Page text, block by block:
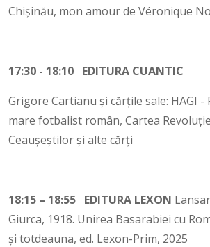
Chișinău, mon amour de Véronique
17:30 - 18:10 EDITURA CUANTIC
Grigore Cartianu și cărțile sale: HAGI -
mare fotbalist român, Cartea
Ceaușeștilor și alte cărți
18:15 – 18:55 EDITURA LEXON
Giurca, 1918. Unirea Basarabiei cu
și totdeauna, ed. Lexon-Prim, 2025